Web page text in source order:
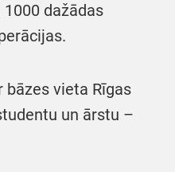
dažādas
bāzes vieta Rīgas
un ārstu –